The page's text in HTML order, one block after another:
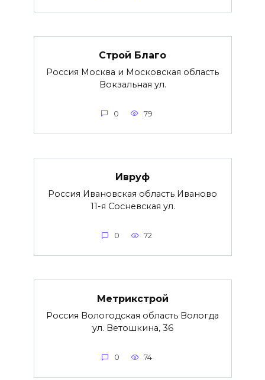
Строй Благо
Россия Москва и Московская область
Вокзальная ул.
0 79
Ивруф
Россия Ивановская область Иваново
11-я Сосневская ул.
0 72
Метрикстрой
Россия Вологодская область Вологда
ул. Ветошкина, 36
0 74